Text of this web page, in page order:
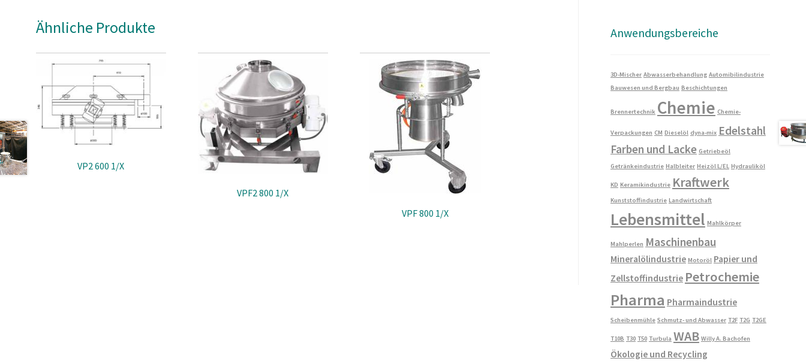
Siebqualität, z.B. Gips, Metallpulver, Mineralpulver.
Ähnliche Produkte
VP2 600 1/X
VPF2 800 1/X
VPF 800 1/X
Anwendungsbereiche
3D-Mischer Abwasserbehandlung Automibilindustrie
Bauwesen und Bergbau Beschichtungen
Brennertechnik Chemie Chemie-
Verpackungen CM Dieselöl dyna-mix Edelstahl
Farben und Lacke Getriebeöl
Getränkeindustrie Halbleiter Heizöl L/EL Hydrauliköl
KD Keramikindustrie Kraftwerk
Kunststoffindustrie Landwirtschaft
Lebensmittel Mahlkörper
Mahlperlen Maschinenbau
Mineralölindustrie Motoröl Papier und
Zellstoffindustrie Petrochemie
Pharma Pharmaindustrie
Scheibenmühle Schmutz- und Abwasser T2F T2G T2GE
T10B T30 T50 Turbula WAB Willy A. Bachofen
Ökologie und Recycling